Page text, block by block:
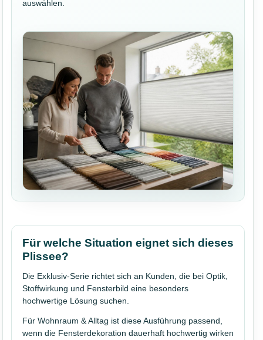
auswählen.
Für welche Situation eignet sich dieses
Plissee?
Die Exklusiv-Serie richtet sich an Kunden, die bei Optik,
Stoffwirkung und Fensterbild eine besonders
hochwertige Lösung suchen.
Für Wohnraum & Alltag ist diese Ausführung passend,
wenn die Fensterdekoration dauerhaft hochwertig wirken